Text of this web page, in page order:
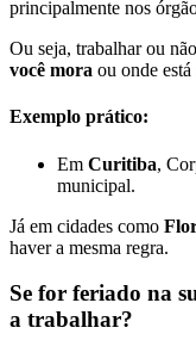
principalmente nos
Ou seja, trabalhar ou
você mora ou onde está
Exemplo prático:
Em Curitiba,
municipal.
Já em cidades como
haver a mesma regra.
Se for feriado na
a trabalhar?